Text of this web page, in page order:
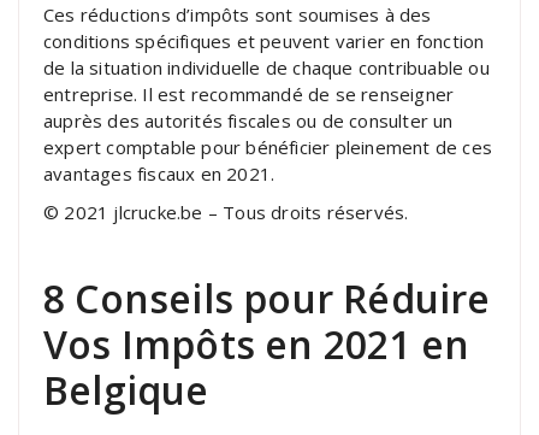
Ces réductions d’impôts sont soumises à des
conditions spécifiques et peuvent varier en fonction
de la situation individuelle de chaque contribuable ou
entreprise. Il est recommandé de se renseigner
auprès des autorités fiscales ou de consulter un
expert comptable pour bénéficier pleinement de ces
avantages fiscaux en 2021.
© 2021 jlcrucke.be – Tous droits réservés.
8 Conseils pour Réduire
Vos Impôts en 2021 en
Belgique